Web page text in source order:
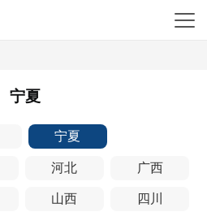
宁夏
宁夏
河北 广西
山西 四川